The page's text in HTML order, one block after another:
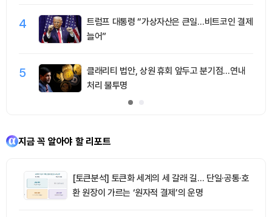
4
트럼프 대통령 “가상자산은 큰일…비트코인 결제
늘어”
5
클래리티 법안, 상원 휴회 앞두고 분기점…연내
처리 불투명
지금 꼭 알아야 할 리포트
[토큰분석] 토큰화 세계의 세 갈래 길… 단일·공통·호
환 원장이 가르는 ‘원자적 결제’의 운명